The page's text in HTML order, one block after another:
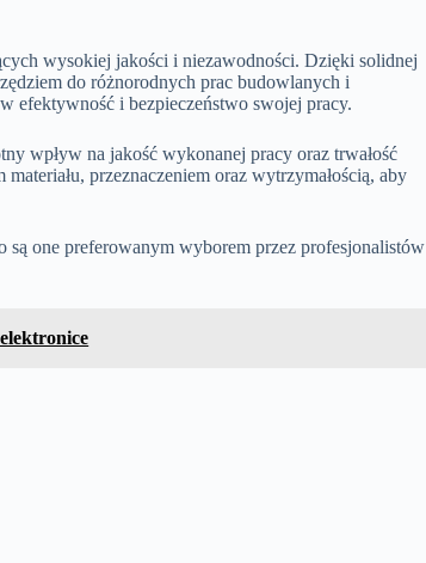
wysokiej jakości i niezawodności. Dzięki solidnej
do różnorodnych prac budowlanych i
efektywność i bezpieczeństwo swojej pracy.
wpływ na jakość wykonanej pracy oraz trwałość
przeznaczeniem oraz wytrzymałością, aby
one preferowanym wyborem przez profesjonalistów